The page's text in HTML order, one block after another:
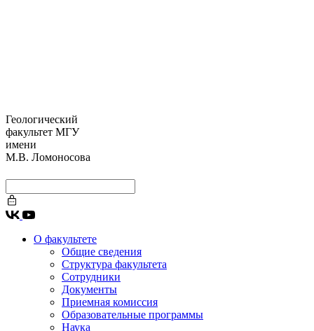
Геологический
факультет МГУ
имени
М.В. Ломоносова
О факультете
Общие сведения
Структура факультета
Сотрудники
Документы
Приемная комиссия
Образовательные программы
Наука